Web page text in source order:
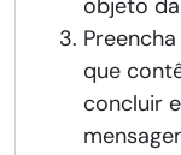
objeto
que
concluir